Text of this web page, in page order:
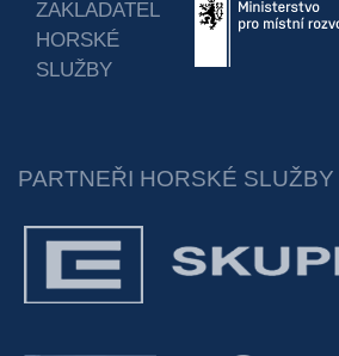
ZAKLADATEL
HORSKÉ
SLUŽBY
PARTNEŘI HORSKÉ SLUŽBY